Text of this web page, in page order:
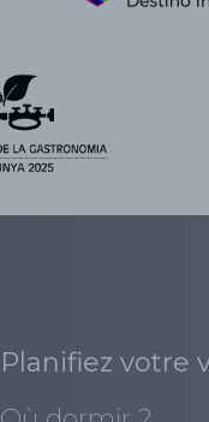
Planifiez votre